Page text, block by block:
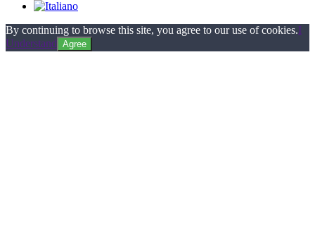
By continuing to browse this site, you agree to our use of cookies.I
Understand Agree